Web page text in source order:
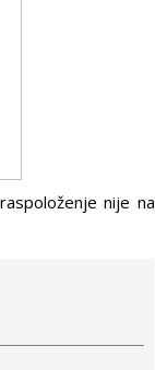
nije na